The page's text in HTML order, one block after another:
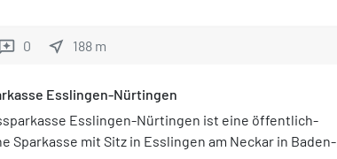
reviews 0 near_me 188 m
Esslingen-Nürtingen
Esslingen-Nürtingen ist eine öffentlich-
Sparkasse mit Sitz in Esslingen am Neckar in Baden-